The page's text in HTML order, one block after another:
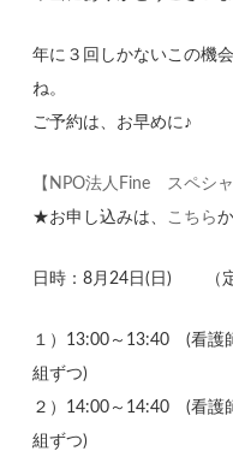
年に３回しかないこの機
ね。
ご予約は、お早めに♪
【NPO法人Fine スペシ
★お申し込みは、
こちら
日時：8月24日(日) （定
１）13:00～13:40 (看護
組ずつ)
２）14:00～14:40 (看護
組ずつ)